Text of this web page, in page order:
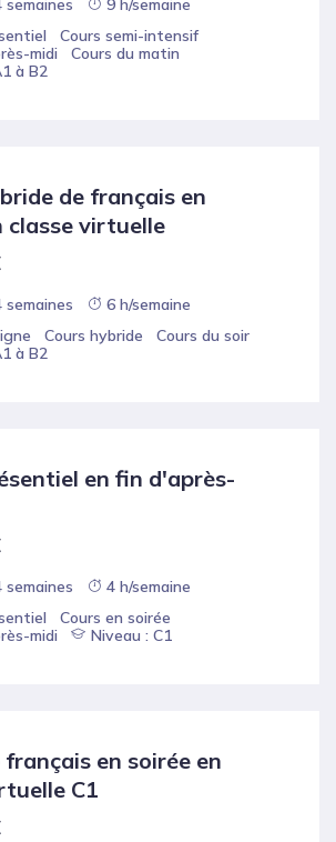
semaines
9 h/semaine
Cours semi-intensif
midi
Cours du matin
à B2
de français en
classe virtuelle
semaines
6 h/semaine
Cours hybride
Cours du soir
à B2
en fin d'après-
semaines
4 h/semaine
Cours en soirée
midi
Niveau : C1
français en soirée en
C1